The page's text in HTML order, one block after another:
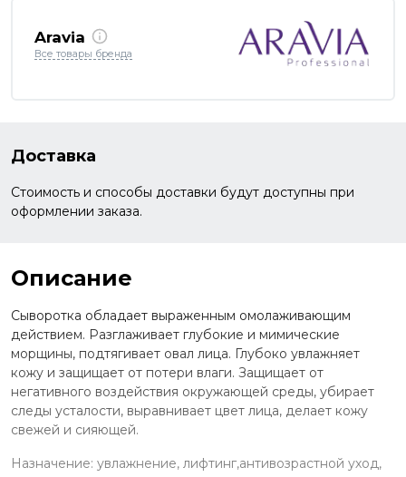
Aravia
Все товары бренда
Доставка
Стоимость и способы доставки будут доступны при
оформлении заказа.
Описание
Сыворотка обладает выраженным омолаживающим
действием. Разглаживает глубокие и мимические
морщины, подтягивает овал лица. Глубоко увлажняет
кожу и защищает от потери влаги. Защищает от
негативного воздействия окружающей среды, убирает
следы усталости, выравнивает цвет лица, делает кожу
свежей и сияющей.
Назначение: увлажнение, лифтинг,антивозрастной уход,